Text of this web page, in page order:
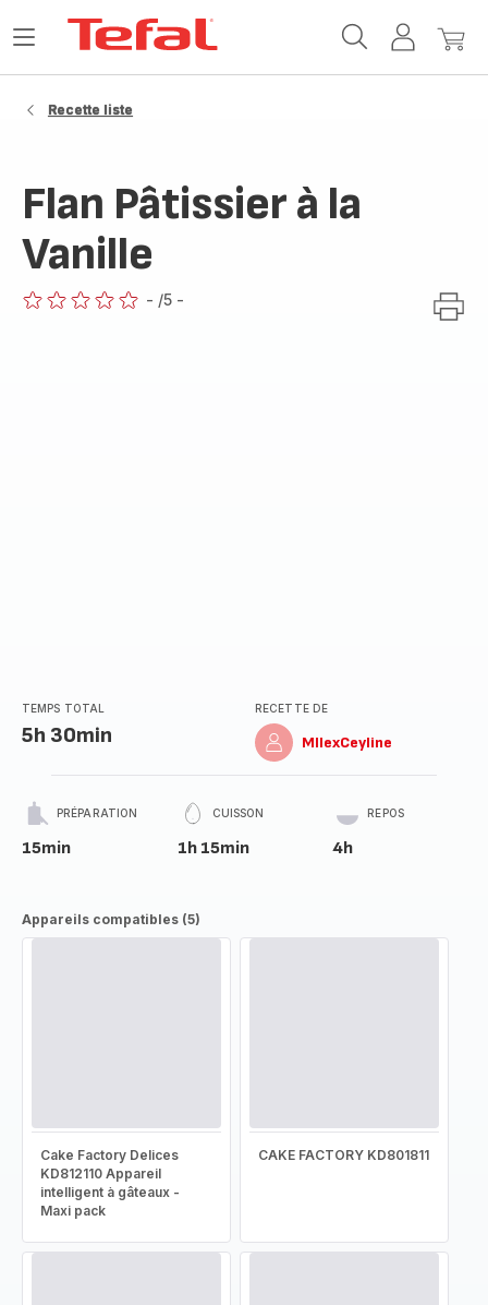
MonMon
Ouvrir
Recette liste
Flan Pâtissier à la
Vanille
- /5 -
TEMPS TOTAL
5h 30min
RECETTE DE
MllexCeyline
PRÉPARATION
15min
CUISSON
1h 15min
REPOS
4h
Appareils compatibles (5)
Cake Factory Delices
KD812110 Appareil
intelligent à gâteaux -
Maxi pack
CAKE FACTORY KD801811